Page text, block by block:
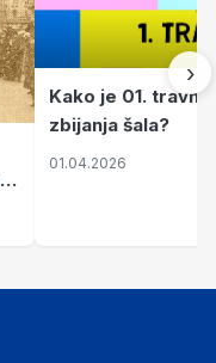
Kako je 01.
zbijanja šala?
01.04.2026
›